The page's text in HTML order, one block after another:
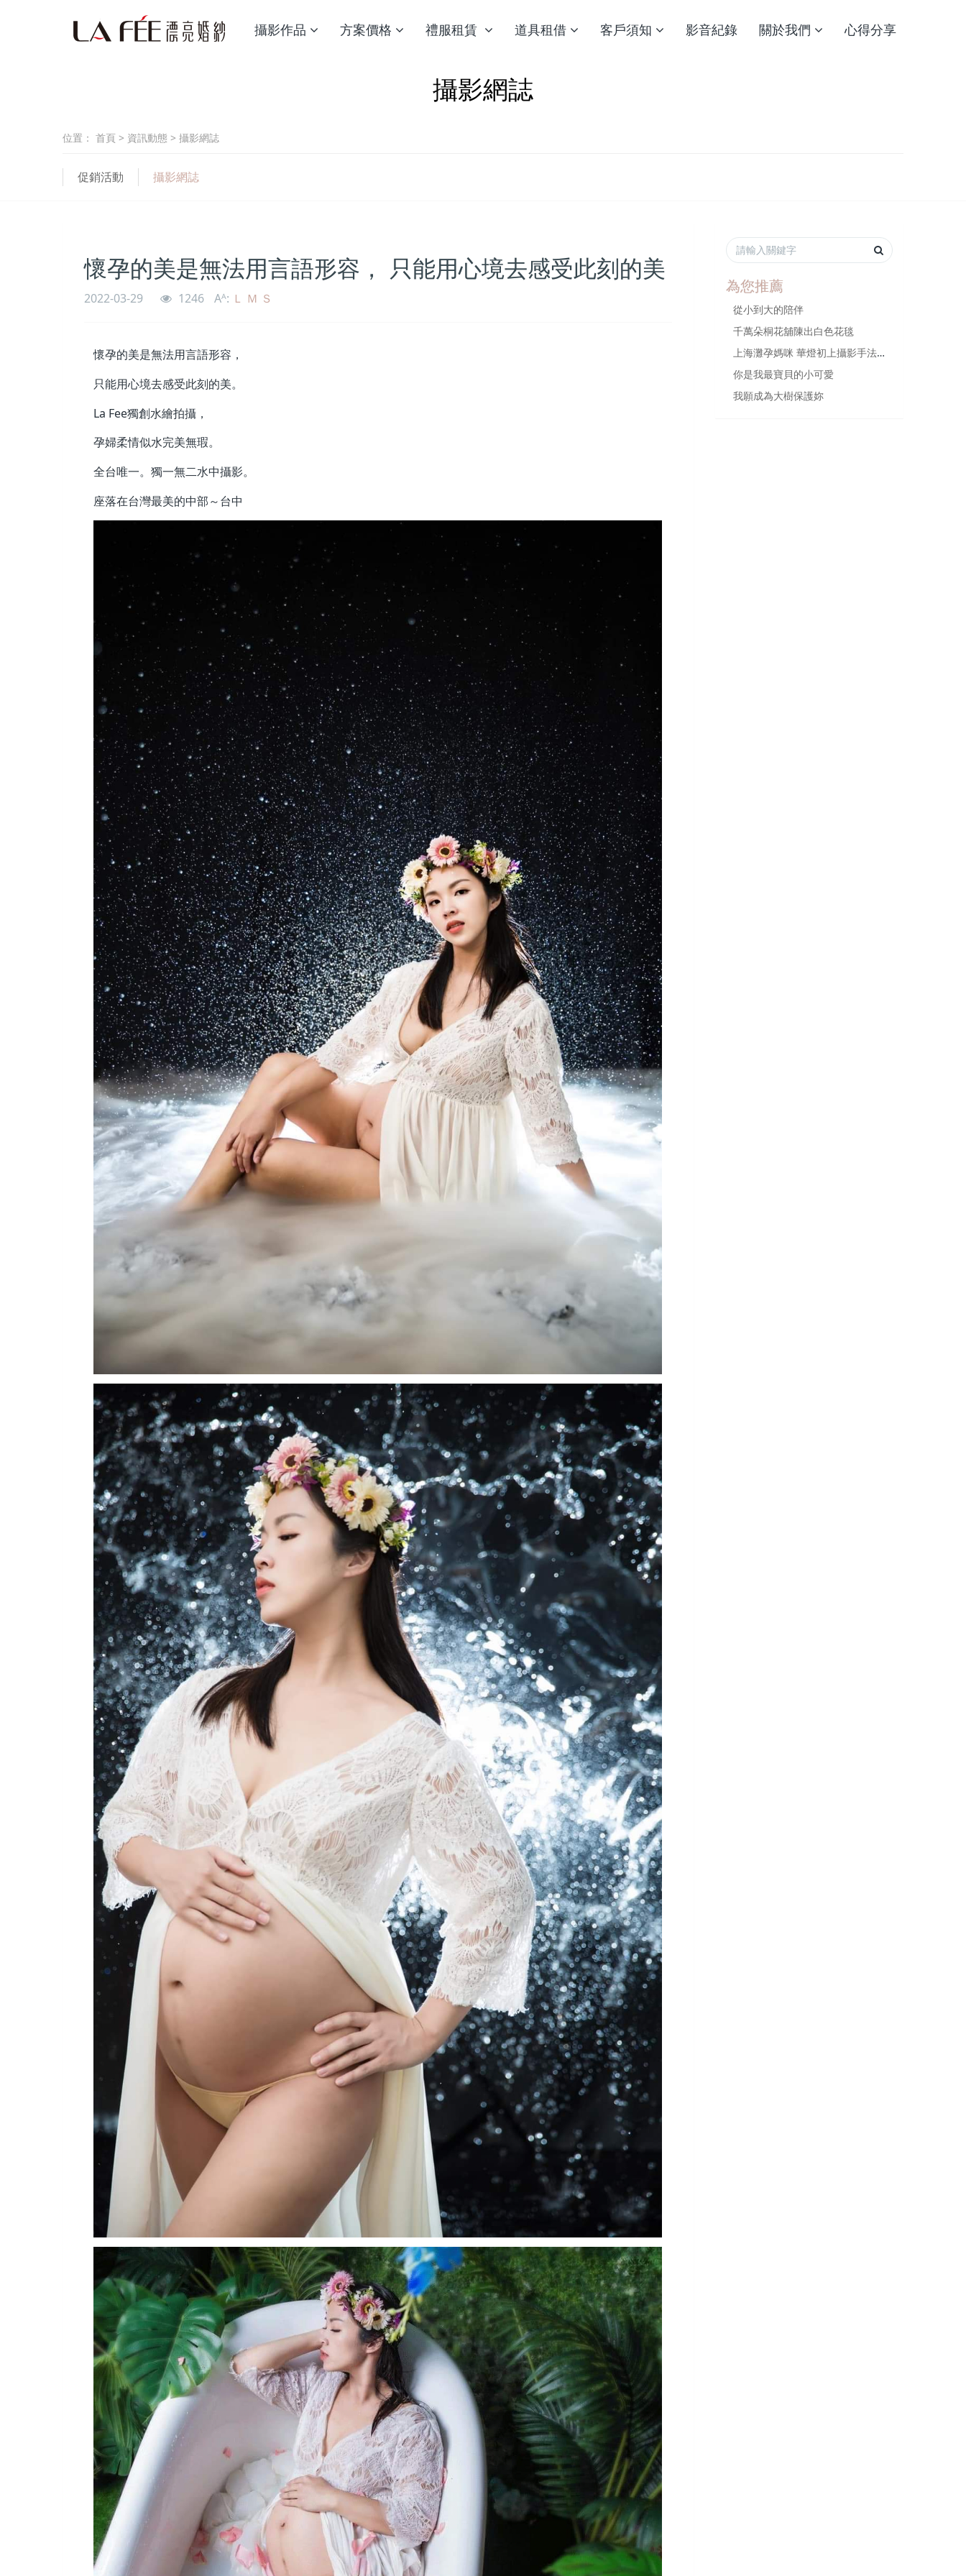
攝影作品 方案價格 禮服租賃 道具租借 客戶須知 影音紀錄 關於我們 心得分享
攝影網誌
位置： 首頁 > 資訊動態 > 攝影網誌
促銷活動 攝影網誌
懷孕的美是無法用言語形容， 只能用心境去感受此刻的美
2022-03-29 1246 Aᴬ: Ｌ Ｍ Ｓ
懷孕的美是無法用言語形容，
只能用心境去感受此刻的美。
La Fee獨創水繪拍攝，
孕婦柔情似水完美無瑕。
全台唯一。獨一無二水中攝影。
座落在台灣最美的中部～台中
為您推薦
從小到大的陪伴
千萬朵桐花舖陳出白色花毯
上海灘孕媽咪 華燈初上攝影手法 讓人耳目一新
你是我最寶貝的小可愛
我願成為大樹保護妳